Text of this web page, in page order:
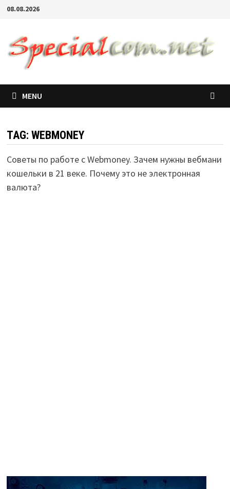
08.08.2026
MENU
TAG: WEBMONEY
Советы по работе с Webmoney. Зачем нужны вебмани
кошельки в 21 веке. Почему это не электронная
валюта?